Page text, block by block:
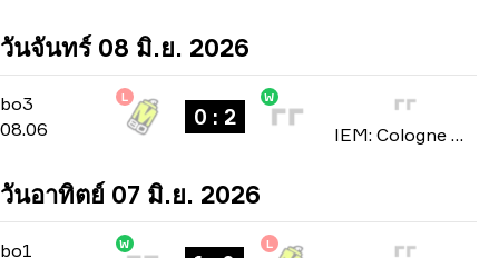
วันจันทร์ 08 มิ.ย. 2026
bo3
bo3
08.06
L
0 : 2
W
IEM: Cologne Major 2026
วันอาทิตย์ 07 มิ.ย. 2026
bo1
bo1
W L